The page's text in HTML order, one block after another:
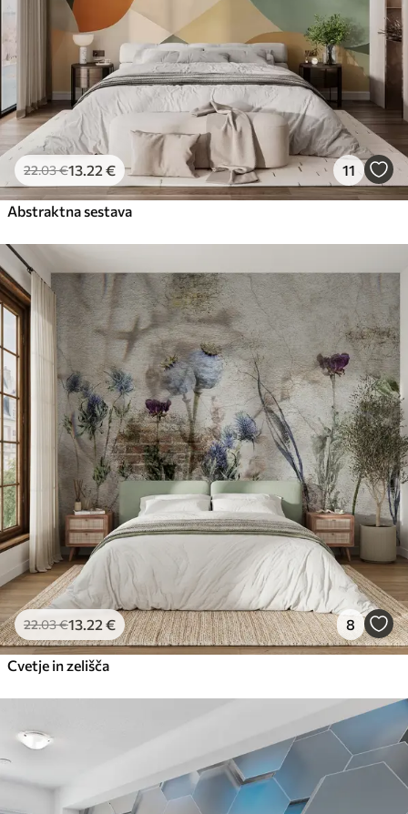
22.03€13 .22 € 11
Abstraktna sestava
22.03€13 .22 € 8
Cvetje in zelišča